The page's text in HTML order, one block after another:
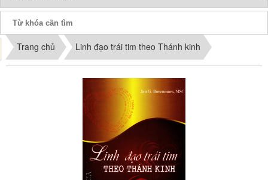
Phiếu Sách
Trang chủ Linh đạo trái tim theo Thánh kinh